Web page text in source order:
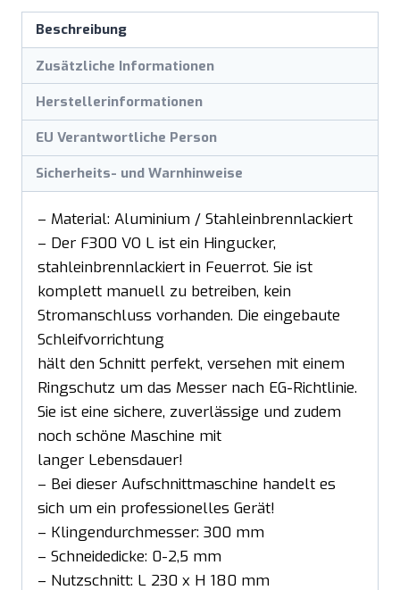
Beschreibung
Zusätzliche Informationen
Herstellerinformationen
EU Verantwortliche Person
Sicherheits- und Warnhinweise
– Material: Aluminium / Stahleinbrennlackiert
– Der F300 VO L ist ein Hingucker,
stahleinbrennlackiert in Feuerrot. Sie ist
komplett manuell zu betreiben, kein
Stromanschluss vorhanden. Die eingebaute
Schleifvorrichtung
hält den Schnitt perfekt, versehen mit einem
Ringschutz um das Messer nach EG-Richtlinie.
Sie ist eine sichere, zuverlässige und zudem
noch schöne Maschine mit
langer Lebensdauer!
– Bei dieser Aufschnittmaschine handelt es
sich um ein professionelles Gerät!
– Klingendurchmesser: 300 mm
– Schneidedicke: 0-2,5 mm
– Nutzschnitt: L 230 x H 180 mm